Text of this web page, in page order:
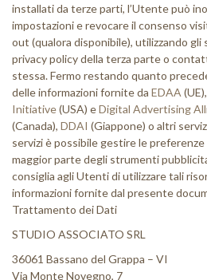
installati da terze parti, l’Utente può
impostazioni e revocare il consenso
out (qualora disponibile), utilizzando
privacy policy della terza parte o
stessa. Fermo restando quanto
delle informazioni fornite da EDAA (UE),
Initiative(USA) eDigital Advertising
(Canada), DDAI (Giappone) o altri
servizi è possibile gestire le
maggior parte degli strumenti
consiglia agli Utenti di utilizzare tali
informazioni fornite dal presente
Trattamento dei Dati
STUDIO ASSOCIATO SRL
36061 Bassano del Grappa – VI
Via Monte Novegno, 7